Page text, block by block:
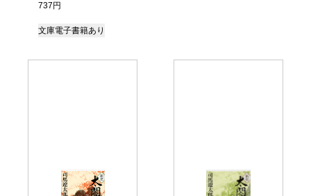
737円
文庫電子書籍あり